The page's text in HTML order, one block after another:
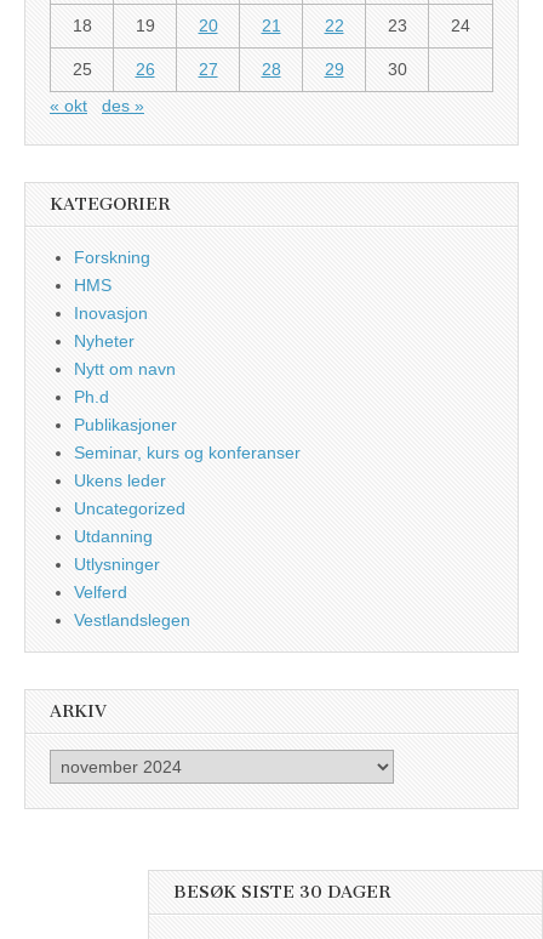
18 19 20 21 22 23 24
25 26 27 28 29
30
« okt
des »
KATEGORIER
Forskning
HMS
Inovasjon
Nyheter
Nytt om navn
Ph.d
Publikasjoner
Seminar, kurs og konferanser
Ukens leder
Uncategorized
Utdanning
Utlysninger
Velferd
Vestlandslegen
ARKIV
BESØK SISTE 30 DAGER